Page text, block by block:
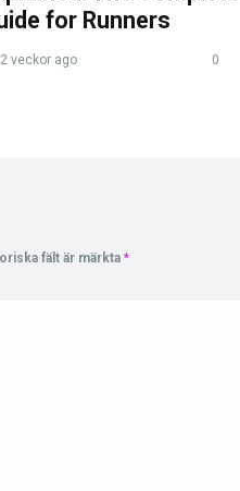
for Runners
2 veckor ago 0
fält är märkta *